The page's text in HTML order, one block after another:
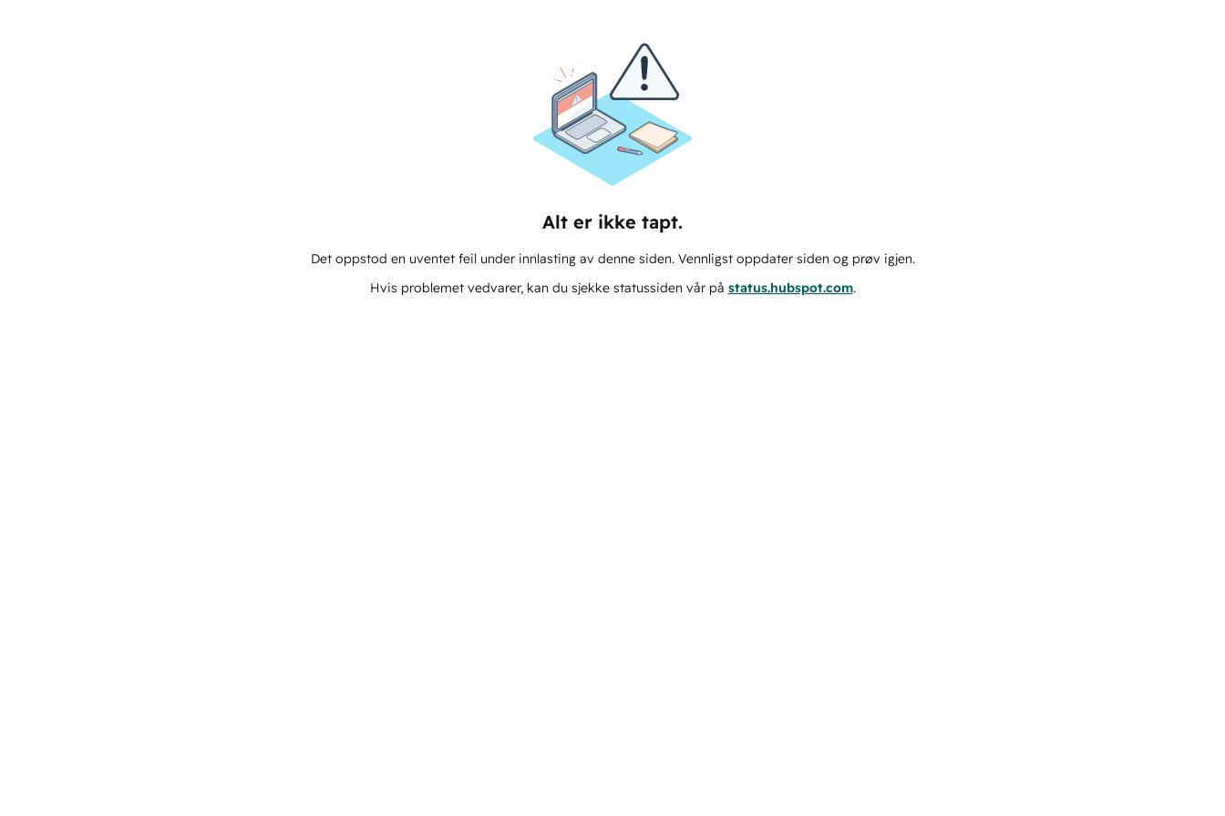
Alt er ikke tapt.
Det oppstod en uventet feil under innlasting av denne siden. Vennligst oppdater siden og prøv igjen.
Hvis problemet vedvarer, kan du sjekke statussiden vår på status.hubspot.com.